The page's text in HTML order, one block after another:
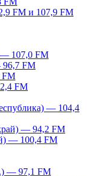
FM и 107,9 FM
— 107,0 FM
96,7 FM
FM
FM
— 104,4
— 94,2 FM
— 100,4 FM
— 97,1 FM